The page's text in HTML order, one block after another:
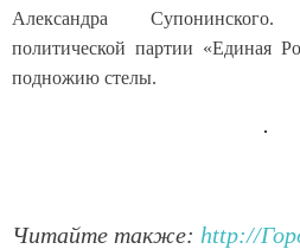
Александра
политической партии «Единая
подножию стелы.
Читайте также: http://